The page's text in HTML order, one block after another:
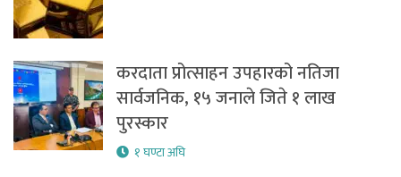
करदाता प्रोत्साहन उपहारको नतिजा
सार्वजनिक, १५ जनाले जिते १ लाख
पुरस्कार
१ घण्टा अघि